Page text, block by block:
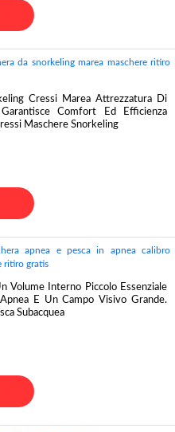
da snorkeling marea maschere ritiro
Cressi Marea Attrezzatura Di
Comfort Ed Efficienza
Maschere Snorkeling
apnea e pesca in apnea calibro
ritiro gratis
Volume Interno Piccolo Essenziale
E Un Campo Visivo Grande.
Subacquea